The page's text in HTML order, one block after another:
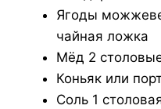
Ягоды
чайная ложка
Мёд 2
Коньяк или
Соль 1